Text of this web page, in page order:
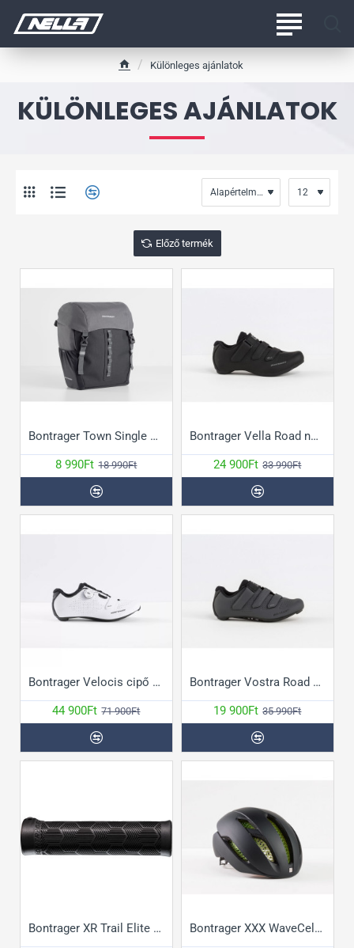
KÜLÖNLEGES AJÁNLATOK
m
e
Különleges ajánlatok
Előző termék
Bontrager Town Single Pannier táska
8 990Ft 18 990Ft
Bontrager Vella Road női cipő
24 900Ft 33 990Ft
Bontrager Velocis cipő 3. generáció
44 900Ft 71 900Ft
Bontrager Vostra Road női cipő
19 900Ft 35 990Ft
Bontrager XR Trail Elite markolat
Bontrager XXX WaveCel sisak